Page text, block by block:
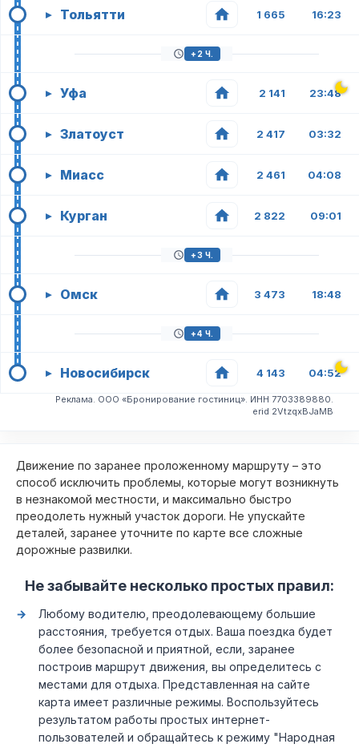
▸ Тольятти 1 665 16:23
+2 Ч.
▸ Уфа 2 141 23:48
▸ Златоуст 2 417 03:32
▸ Миасс 2 461 04:08
▸ Курган 2 822 09:01
+3 Ч.
▸ Омск 3 473 18:48
+4 Ч.
▸ Новосибирск 4 143 04:52
Реклама. ООО «Бронирование гостиниц». ИНН 7703389880.
erid 2VtzqxBJaMB
Движение по заранее проложенному маршруту – это
способ исключить проблемы, которые могут возникнуть
в незнакомой местности, и максимально быстро
преодолеть нужный участок дороги. Не упускайте
деталей, заранее уточните по карте все сложные
дорожные развилки.
Не забывайте несколько простых правил:
Любому водителю, преодолевающему большие
расстояния, требуется отдых. Ваша поездка будет
более безопасной и приятной, если, заранее
построив маршрут движения, вы определитесь с
местами для отдыха. Представленная на сайте
карта имеет различные режимы. Воспользуйтесь
результатом работы простых интернет-
пользователей и обращайтесь к режиму "Народная